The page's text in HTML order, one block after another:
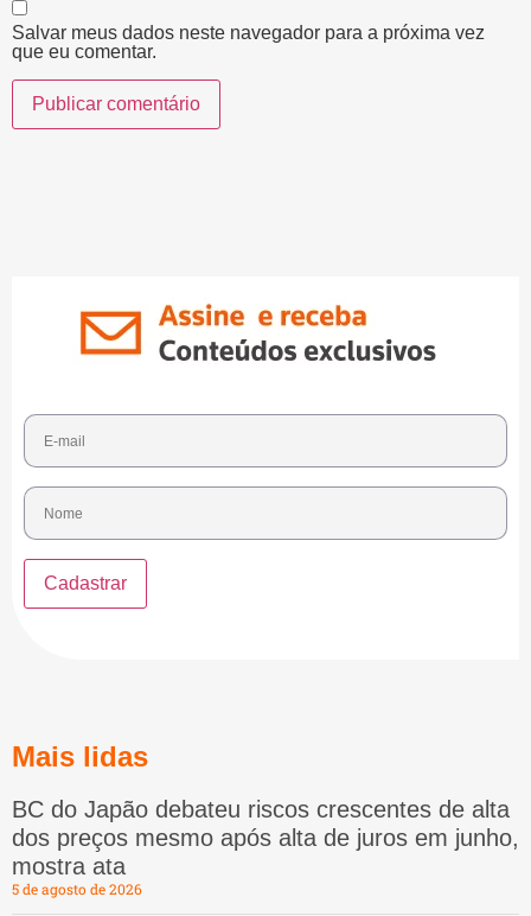
Salvar meus dados neste navegador para a próxima vez
que eu comentar.
Mais lidas
BC do Japão debateu riscos crescentes de alta
dos preços mesmo após alta de juros em junho,
mostra ata
5 de agosto de 2026